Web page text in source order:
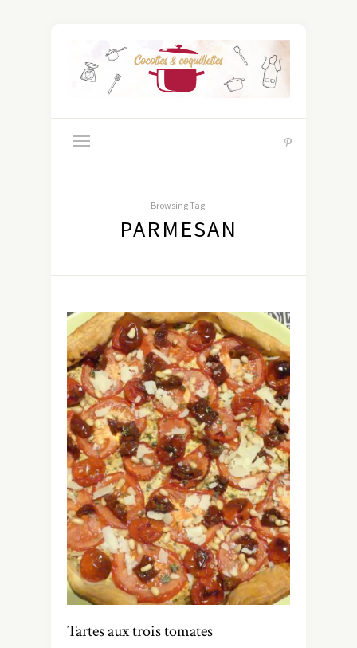
Browsing Tag:
PARMESAN
Tartes aux trois tomates